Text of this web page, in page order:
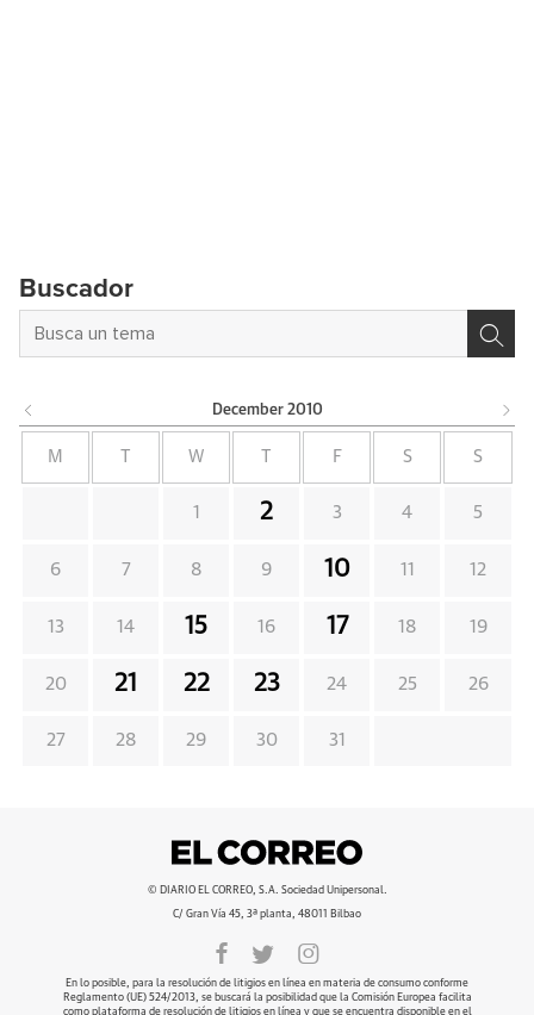
Buscador
December 2010
M W F S S
1 2 3 4 5
6 7 8 9 10 11 12
13 14 15 16 17 18 19
20 21 22 23 24 25 26
27 28 29 30 31
© DIARIO EL CORREO, S.A. Sociedad Unipersonal.
C/ Gran Vía 45, 3ª planta, 48011 Bilbao
En lo posible, para la resolución de litigios en línea en materia de consumo conforme
Reglamento (UE) 524/2013, se buscará la posibilidad que la Comisión Europea facilita
como plataforma de resolución de litigios en línea y que se encuentra disponible en el